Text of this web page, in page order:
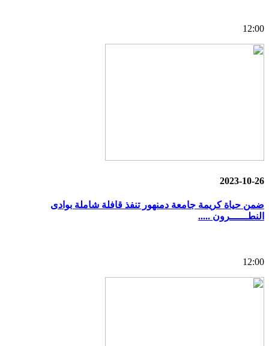
12:00
2023-10-26
ضمن حياة كريمة جامعة دمنهور تنفذ قافلة شاملة بوادى
النطــــــرون .....
12:00